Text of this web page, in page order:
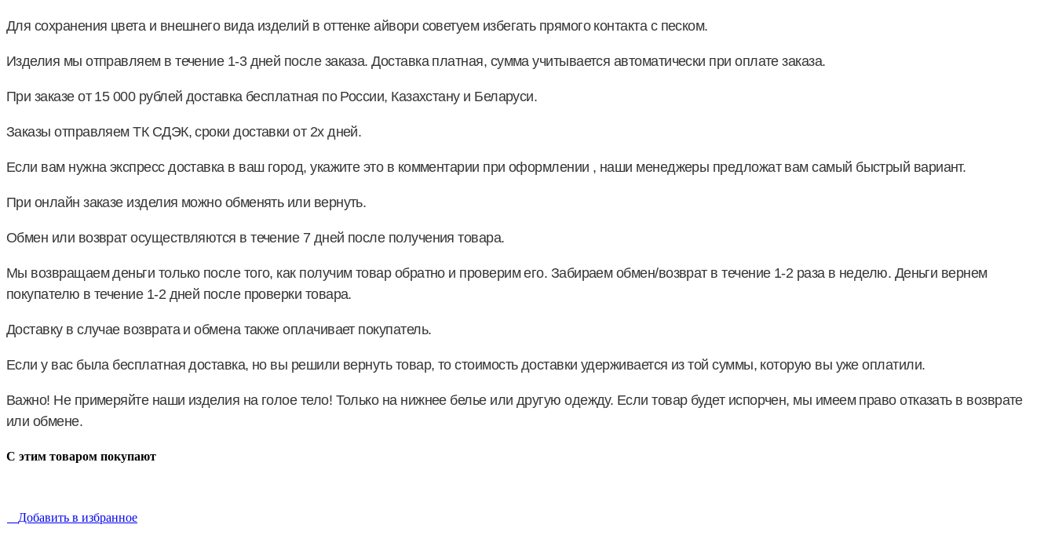
Для сохранения цвета и внешнего вида изделий в оттенке айвори советуем избегать прямого контакта с песком.
Изделия мы отправляем в течение 1-3 дней после заказа. Доставка платная, сумма учитывается автоматически при оплате заказа.
При заказе от 15 000 рублей доставка бесплатная по России, Казахстану и Беларуси.
Заказы отправляем ТК СДЭК, сроки доставки от 2х дней.
Если вам нужна экспресс доставка в ваш город, укажите это в комментарии при оформлении , наши менеджеры предложат вам самый быстрый вариант.
При онлайн заказе изделия можно обменять или вернуть.
Обмен или возврат осуществляются в течение 7 дней после получения товара.
Мы возвращаем деньги только после того, как получим товар обратно и проверим его. Забираем обмен/возврат в течение 1-2 раза в неделю. Деньги вернем
покупателю в течение 1-2 дней после проверки товара.
Доставку в случае возврата и обмена также оплачивает покупатель.
Если у вас была бесплатная доставка, но вы решили вернуть товар, то стоимость доставки удерживается из той суммы, которую вы уже оплатили.
Важно! Не примеряйте наши изделия на голое тело! Только на нижнее белье или другую одежду. Если товар будет испорчен, мы имеем право отказать в возврате
или обмене.
С этим товаром покупают
Добавить в избранное